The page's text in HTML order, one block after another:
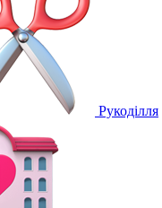
Рукоділля